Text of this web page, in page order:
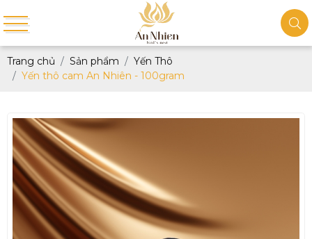
Trang chủ Sản phẩm
Yến Thô
Yến thô cam An Nhiên - 100gram